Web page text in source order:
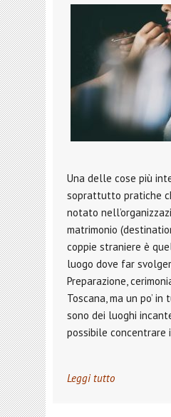
Una delle cose più
soprattutto pratiche
notato
matrimonio
coppie straniere è
luogo dove far
Preparazione,
Toscana, ma un po’
sono dei luoghi
possibile concentrare
Leggi tutto